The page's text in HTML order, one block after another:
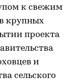
к свежим
крупных
проекта
и
сельского